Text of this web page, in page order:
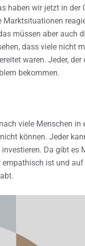
haben wir jetzt in der
müssen aber auch
dass viele nicht
waren. Jeder,
bekommen.
viele Menschen in
können. Jeder
Da gibt es
ist und